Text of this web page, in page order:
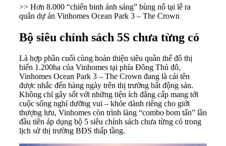
>> Hơn 8.000 “chiến binh ánh sáng” bùng nổ tại lễ ra
quân dự án Vinhomes Ocean Park 3 – The Crown
Bộ siêu chính sách 5S chưa từng có
Là hợp phần cuối cùng hoàn thiện siêu quần thể đô thị
biển 1.200ha của Vinhomes tại phía Đông Thủ đô,
Vinhomes Ocean Park 3 – The Crown đang là cái tên
được nhắc đến hàng ngày trên thị trường bất động sản.
Không chỉ gây sốt với những tiện ích đẳng cấp mang tới
cuộc sống nghỉ dưỡng vui – khỏe dành riêng cho giới
thượng lưu, Vinhomes còn trình làng “combo bom tấn” lần
đầu tiên áp dụng bộ 5 siêu chính sách chưa từng có trong
lịch sử thị trường BĐS thấp tầng.